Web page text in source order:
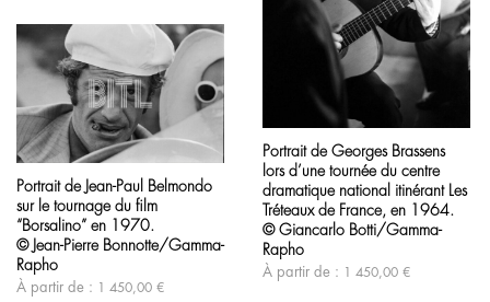
sur
la
page
produit
a
plusieurs
variations.
Les
options
peuvent
être
choisies
Portrait de Georges Brassens
lors d’une tournée du centre
dramatique national itinérant Les
Tréteaux de France, en 1964.
© Giancarlo Botti/Gamma-
Rapho
À partir de : 1 450,00 €
Ce
a
plusieurs
variations.
Les
options
peuvent
être
Portrait de Jean-Paul Belmondo
sur le tournage du film
“Borsalino” en 1970.
© Jean-Pierre Bonnotte/Gamma-
Rapho
À partir de : 1 450,00 €